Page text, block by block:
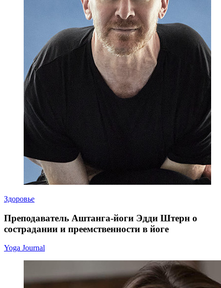
Здоровье
Преподаватель Аштанга-йоги Эдди Штерн о
сострадании и преемственности в йоге
Yoga Journal